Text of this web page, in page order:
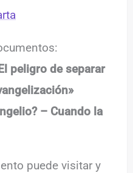
peligro de separar
– Cuando la
puede visitar y